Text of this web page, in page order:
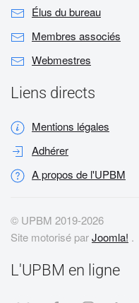
Élus du bureau
Membres associés
Webmestres
Liens directs
Mentions légales
Adhérer
A propos de l'UPBM
© UPBM 2019-2026
Site motorisé parJoomla! .
L'UPBM en ligne